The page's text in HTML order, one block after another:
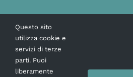
Link rapidi
Questo sito
utilizza cookie e
servizi di terze
parti. Puoi
liberamente